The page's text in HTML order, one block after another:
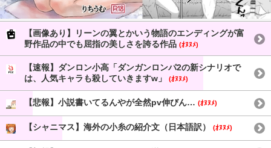
【画像あり】リーンの翼とかいう物語のエンディングが富
野作品の中でも屈指の美しさを誇る作品 (ｵﾇﾇﾒ)
【速報】ダンロン小高「ダンガンロンパ2の新シナリオで
は、人気キャラも殺していきますw」
(ｵﾇﾇﾒ)
【悲報】小説書いてるんやが全然pv伸びん… (ｵﾇﾇﾒ)
【シャニマス】海外の小糸の紹介文（日本語訳） (ｵﾇﾇﾒ)